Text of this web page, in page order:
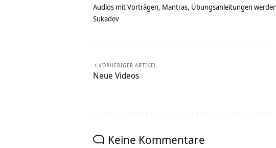
Audios mit Vorträgen, Mantras, Übungsanleitungen
Sukadev
VORHERIGER ARTIKEL
Neue Videos
Keine Kommentare